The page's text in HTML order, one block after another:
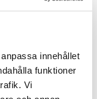
innehållet
funktioner
Vi